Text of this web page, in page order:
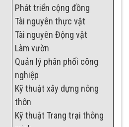
Phát triển cộng đồng
Tài nguyên thực vật
Tài nguyên Động vật
Làm vườn
Quản lý phân phối công
nghiệp
Kỹ thuật xây dựng nông
thôn
Kỹ thuật Trang trại thông